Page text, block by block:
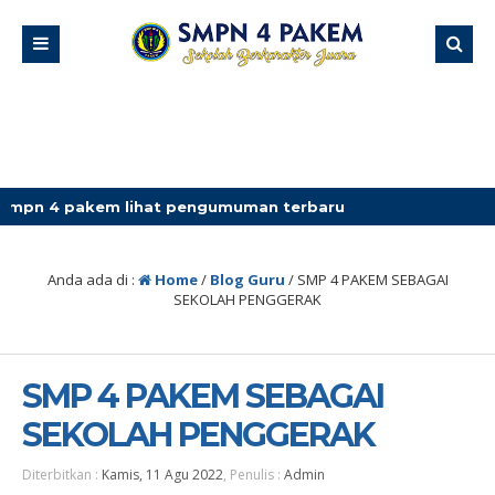
pengumuman terbaru
Anda ada di : Home/ Blog Guru / SMP 4 PAKEM SEBAGAI
SEKOLAH PENGGERAK
SMP 4 PAKEM SEBAGAI
SEKOLAH PENGGERAK
Diterbitkan : Kamis, 11 Agu 2022, Penulis : Admin